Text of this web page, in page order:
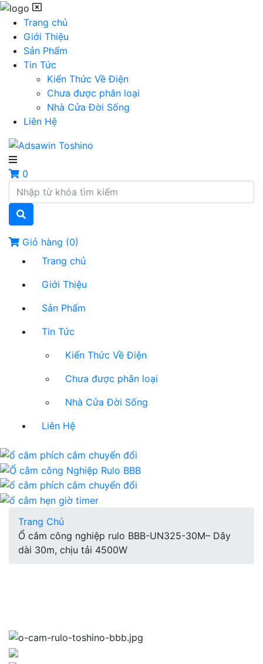
Trang chủ
Giới Thiệu
Sản Phẩm
Tin Tức
Kiến Thức Về Điện
Chưa được phân loại
Nhà Cửa Đời Sống
Liên Hệ
0
Giỏ hàng (0)
Trang chủ
Giới Thiệu
Sản Phẩm
Tin Tức
Kiến Thức Về Điện
Chưa được phân loại
Nhà Cửa Đời Sống
Liên Hệ
Trang Chủ
Ổ cắm công nghiệp rulo BBB-UN325-30M– Dây
dài 30m, chịu tải 4500W